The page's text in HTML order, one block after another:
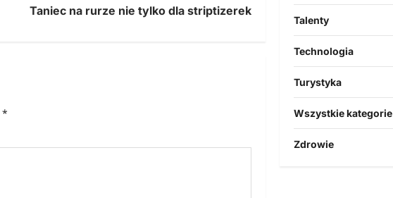
Taniec na rurze nie tylko dla striptizerek
*
Talenty
Technologia
Turystyka
Wszystkie kategorie
Zdrowie